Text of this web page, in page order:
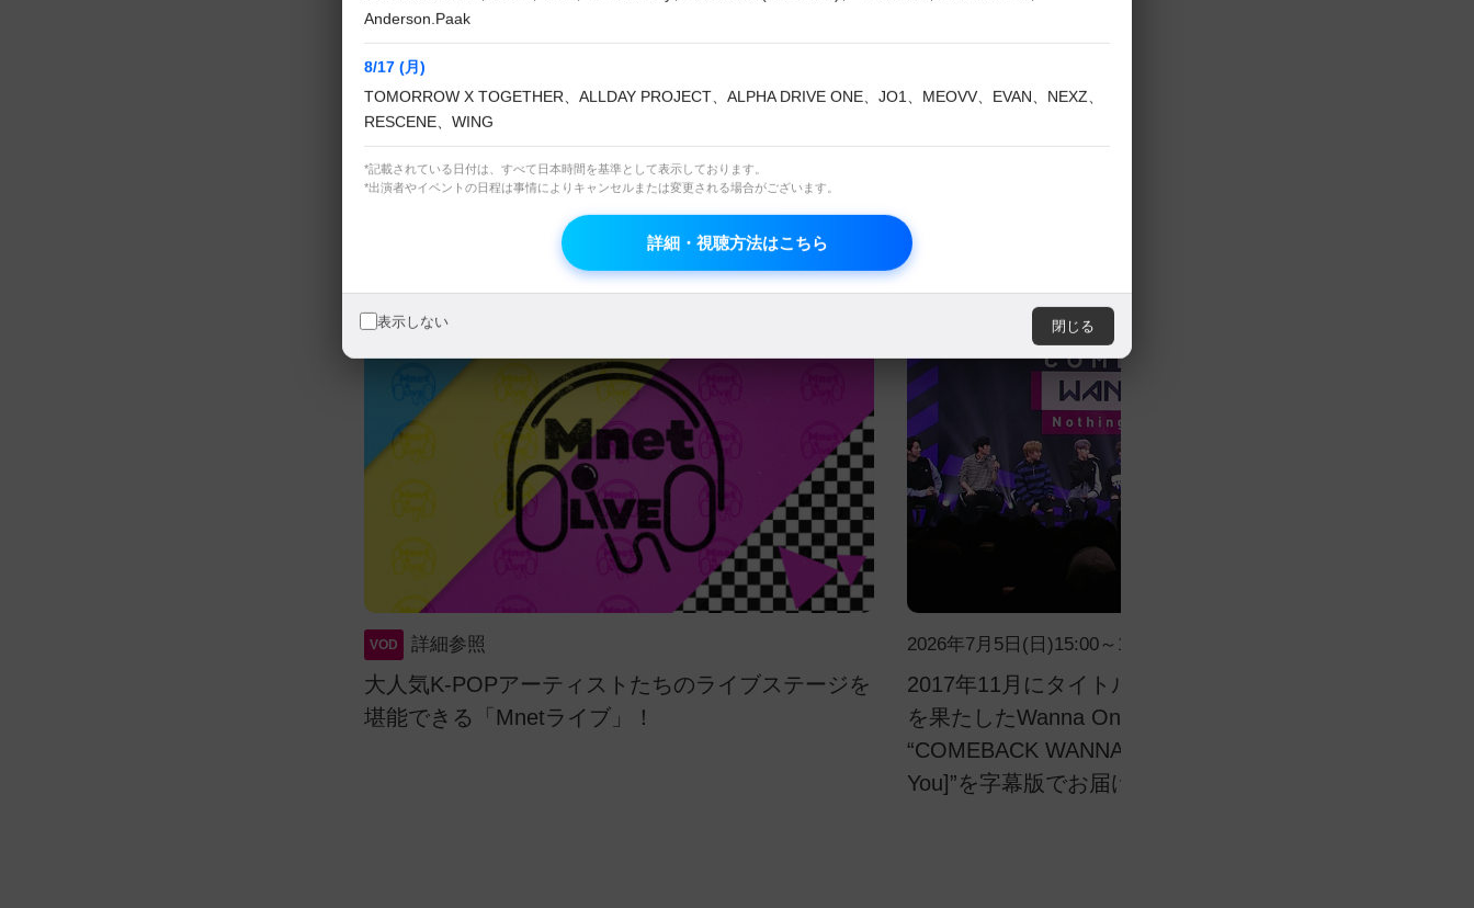
関連番組情報
VOD 詳細参照
大人気K-POPアーティストたちのライブステージを
堪能できる「Mnetライブ」！
2026年7月5日(日)15:00～16:00
2017年11月にタイトル曲「Beautiful」でカムバック
を果たしたWanna Oneのカムバック記念番組
“COMEBACK WANNAONE [Nothing Without
You]”を字幕版でお届け！
Anderson.Paak
8/17 (月)
TOMORROW X TOGETHER、ALLDAY PROJECT、ALPHA DRIVE ONE、JO1、MEOVV、EVAN、NEXZ、
RESCENE、WING
*記載されている日付は、すべて日本時間を基準として表示しております。
*出演者やイベントの日程は事情によりキャンセルまたは変更される場合がございます。
詳細・視聴方法はこちら
表示しない 閉じる